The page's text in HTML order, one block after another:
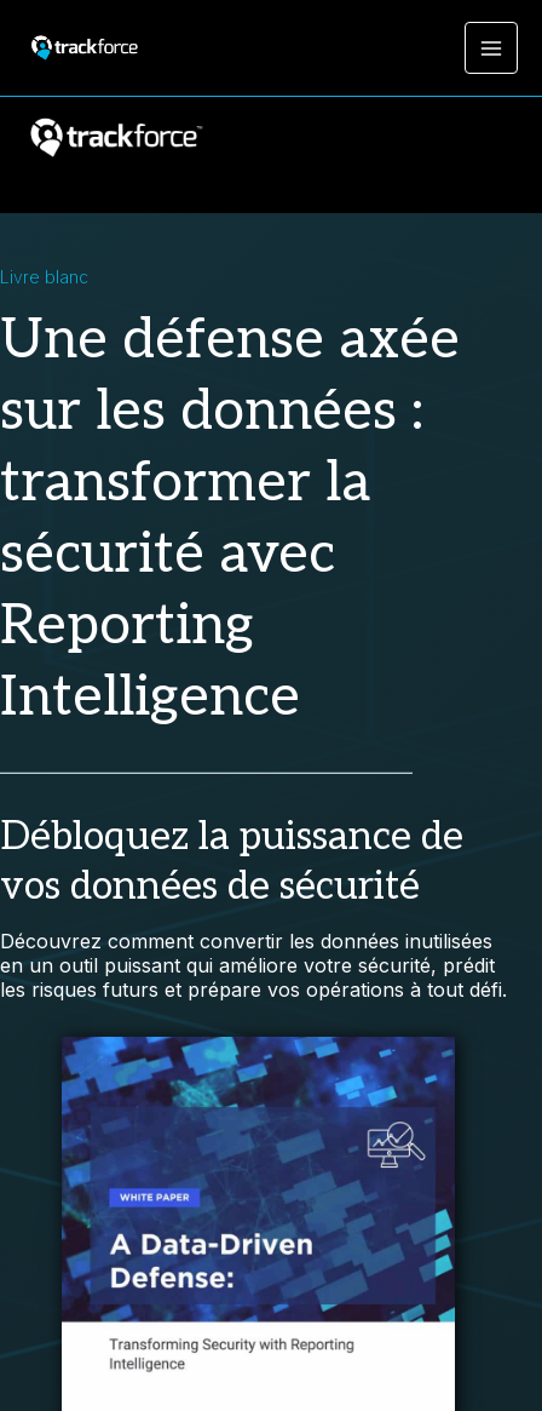
Livre blanc
Une défense axée
sur les données :
transformer la
sécurité avec
Reporting
Intelligence
Débloquez la puissance de
vos données de sécurité
Découvrez comment convertir les données inutilisées
en un outil puissant qui améliore votre sécurité, prédit
les risques futurs et prépare vos opérations à tout défi.